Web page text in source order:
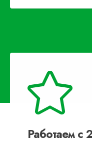
Работаем с